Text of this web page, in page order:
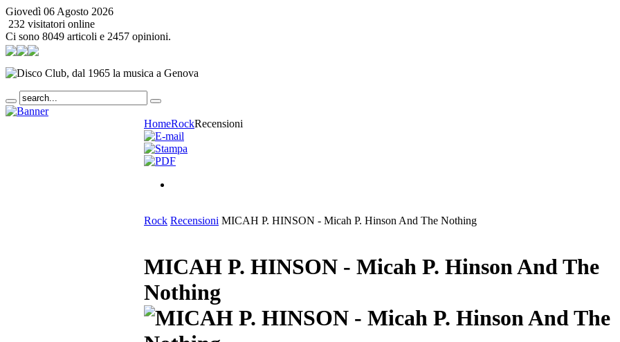
Giovedì 06 Agosto 2026
232 visitatori online
Ci sono 8049 articoli e 2457 opinioni.
HomeRockRecensioni
Rock Recensioni MICAH P. HINSON - Micah P. Hinson And The Nothing
MICAH P. HINSON - Micah P. Hinson And The
Nothing